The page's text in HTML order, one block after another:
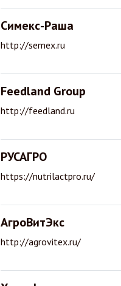
Симекс-Раша
http://semex.ru
Feedland Group
http://feedland.ru
РУСАГРО
https://nutrilactpro.ru/
АгроВитЭкс
http://agrovitex.ru/